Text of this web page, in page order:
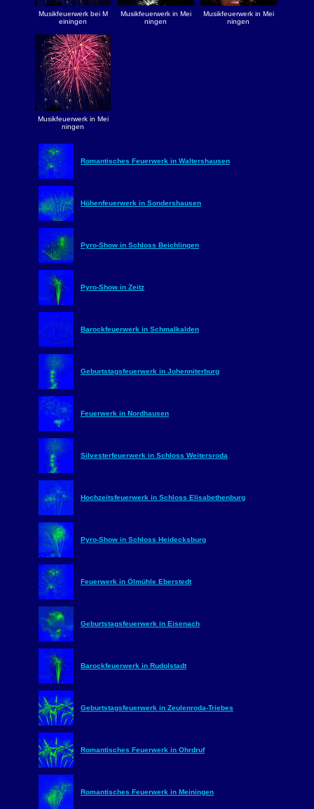
Musikfeuerwerk bei M
einingen
Musikfeuerwerk in Mei
ningen
Musikfeuerwerk in Mei
ningen
Musikfeuerwerk in Mei
ningen
Romantisches Feuerwerk in Waltershausen
Höhenfeuerwerk in Sondershausen
Pyro-Show in Schloss Beichlingen
Pyro-Show in Zeitz
Barockfeuerwerk in Schmalkalden
Geburtstagsfeuerwerk in Johenniterburg
Feuerwerk in Nordhausen
Silvesterfeuerwerk in Schloss Weitersroda
Hochzeitsfeuerwerk in Schloss Elisabethenburg
Pyro-Show in Schloss Heidecksburg
Feuerwerk in Ölmühle Eberstedt
Geburtstagsfeuerwerk in Eisenach
Barockfeuerwerk in Rudolstadt
Geburtstagsfeuerwerk in Zeulenroda-Triebes
Romantisches Feuerwerk in Ohrdruf
Romantisches Feuerwerk in Meiningen